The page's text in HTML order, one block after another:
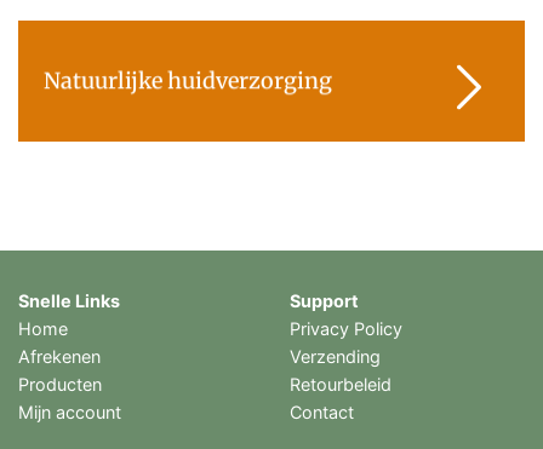
Natuurlijke huidverzorging
Snelle Links
Home
Afrekenen
Producten
Mijn account
Support
Privacy Policy
Verzending
Retourbeleid
Contact